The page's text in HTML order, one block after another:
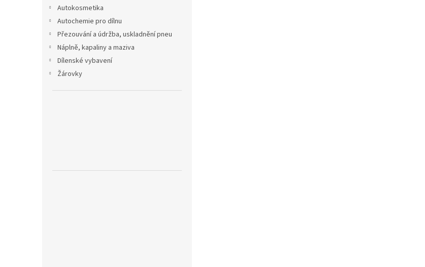
Autokosmetika
Autochemie pro dílnu
Přezouvání a údržba, uskladnění pneu
Náplně, kapaliny a maziva
Dílenské vybavení
Žárovky